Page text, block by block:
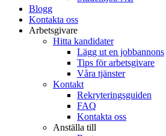
Blogg
Kontakta oss
Arbetsgivare
Hitta kandidater
Lägg ut en jobbannons
Tips för arbetsgivare
Våra tjänster
Kontakt
Rekryteringsguiden
FAQ
Kontakta oss
Anställa till